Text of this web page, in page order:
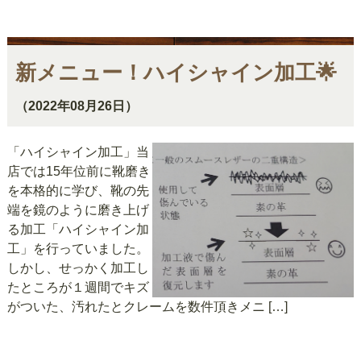
新メニュー！ハイシャイン加工🌟
（2022年08月26日）
「ハイシャイン加工」当
店では15年位前に靴磨き
を本格的に学び、靴の先
端を鏡のように磨き上げ
る加工「ハイシャイン加
工」を行っていました。
しかし、せっかく加工し
たところが１週間でキズ
がついた、汚れたとクレームを数件頂きメニ […]